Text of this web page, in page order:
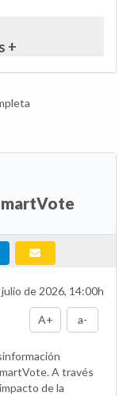
+
de 2026, 14:00h
A+ a-
A través
de la